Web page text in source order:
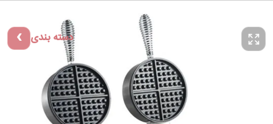
دسته بندی